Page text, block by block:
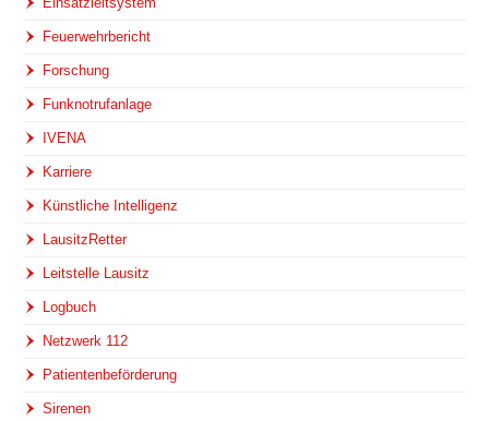
Feuerwehrbericht
Forschung
Funknotrufanlage
IVENA
Karriere
Künstliche Intelligenz
LausitzRetter
Leitstelle Lausitz
Logbuch
Netzwerk 112
Patientenbeförderung
Sirenen